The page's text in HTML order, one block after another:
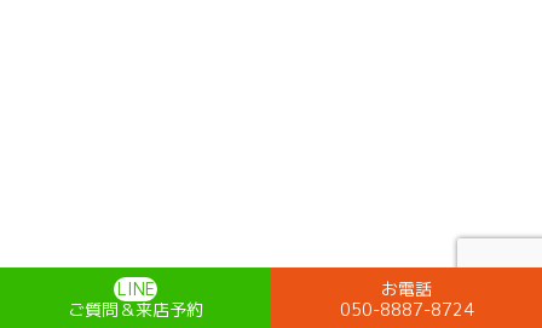
LINE
ご質問＆来店予約
お電話
050-8887-8724